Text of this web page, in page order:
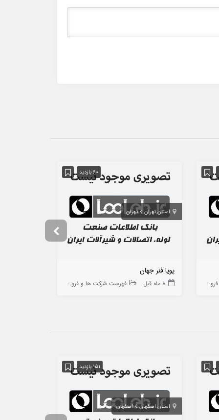
ها
60 بازدید
استان تهران تهران
پویا فنر جهان
8 ماه قبل فهرست شرکت ها و فروشگاه ها
151 بازدید
استان اصفهان اصفهان